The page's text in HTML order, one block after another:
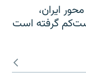
ایران،
گرفته است